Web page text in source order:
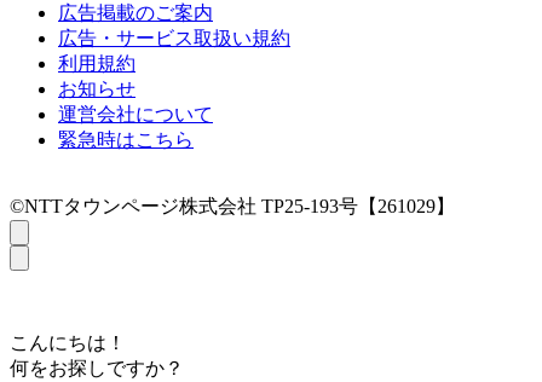
広告掲載のご案内
広告・サービス取扱い規約
利用規約
お知らせ
運営会社について
緊急時はこちら
©NTTタウンページ株式会社 TP25-193号【261029】
こんにちは！
何をお探しですか？